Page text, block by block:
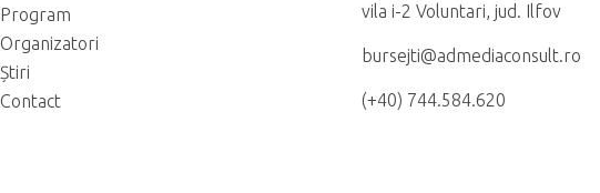
Program
Organizatori
Știri
Contact
vila i-2 Voluntari, jud. Ilfov
bursejti@admediaconsult.ro
(+40) 744.584.620